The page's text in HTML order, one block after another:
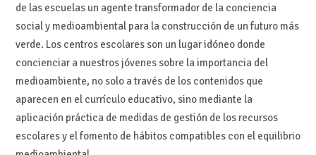
de las escuelas un agente transformador de la conciencia
social y medioambiental para la construcción de un futuro más
verde. Los centros escolares son un lugar idóneo donde
concienciar a nuestros jóvenes sobre la importancia del
medioambiente, no solo a través de los contenidos que
aparecen en el currículo educativo, sino mediante la
aplicación práctica de medidas de gestión de los recursos
escolares y el fomento de hábitos compatibles con el equilibrio